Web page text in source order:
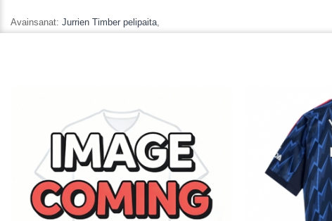
Avainsanat: Jurrien Timber pelipaita,